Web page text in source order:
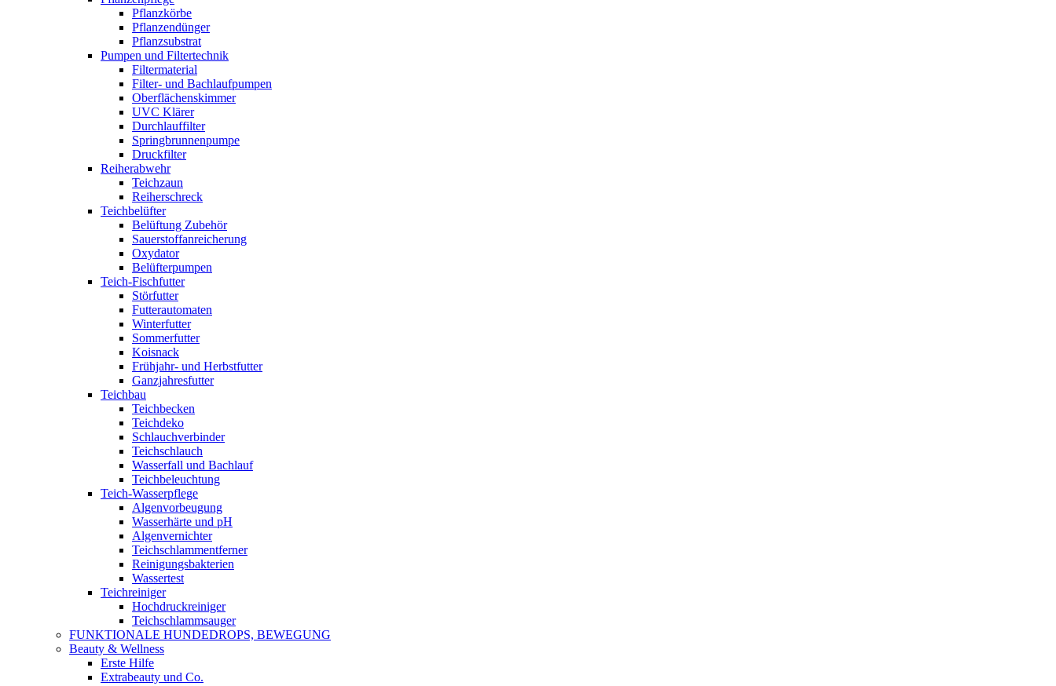
Pflanzkörbe
Pflanzendünger
Pflanzsubstrat
Pumpen und Filtertechnik
Filtermaterial
Filter- und Bachlaufpumpen
Oberflächenskimmer
UVC Klärer
Durchlauffilter
Springbrunnenpumpe
Druckfilter
Reiherabwehr
Teichzaun
Reiherschreck
Teichbelüfter
Belüftung Zubehör
Sauerstoffanreicherung
Oxydator
Belüfterpumpen
Teich-Fischfutter
Störfutter
Futterautomaten
Winterfutter
Sommerfutter
Koisnack
Frühjahr- und Herbstfutter
Ganzjahresfutter
Teichbau
Teichbecken
Teichdeko
Schlauchverbinder
Teichschlauch
Wasserfall und Bachlauf
Teichbeleuchtung
Teich-Wasserpflege
Algenvorbeugung
Wasserhärte und pH
Algenvernichter
Teichschlammentferner
Reinigungsbakterien
Wassertest
Teichreiniger
Hochdruckreiniger
Teichschlammsauger
FUNKTIONALE HUNDEDROPS, BEWEGUNG
Beauty & Wellness
Erste Hilfe
Extrabeauty und Co.